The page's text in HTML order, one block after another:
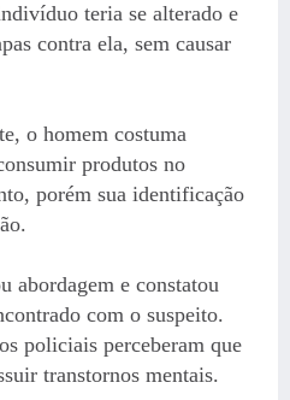
teria se alterado e
contra ela, sem causar
o homem costuma
produtos no
porém sua identificação
abordagem e constatou
com o suspeito.
policiais perceberam que
transtornos mentais.